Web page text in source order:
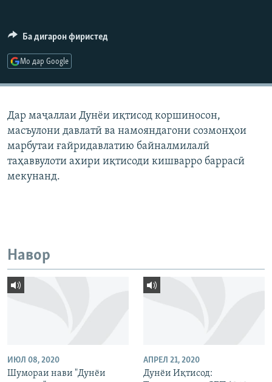
ПАЙГИРӢ КУНЕД
Ҳамаи сомонаҳои RFE/RL
Ба дигарон фиристед
Мо дар Google
Дар маҷаллаи Дунёи иқтисод коршиносон,
масъулони давлатӣ ва намояндагони созмонҳои
марбутаи ғайридавлатию байналмилалӣ
таҳаввулоти ахири иқтисоди кишварро баррасӣ
мекунанд.
Навор
ИЮЛ 08, 2020
Шумораи нави "Дунёи
АПРЕЛ 21, 2020
Дунёи Иқтисод: